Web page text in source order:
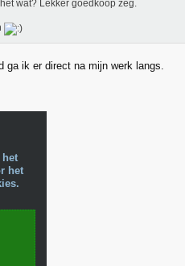
wat? Lekker goedkoop zeg.
ga ik er direct na mijn werk langs.
het
het